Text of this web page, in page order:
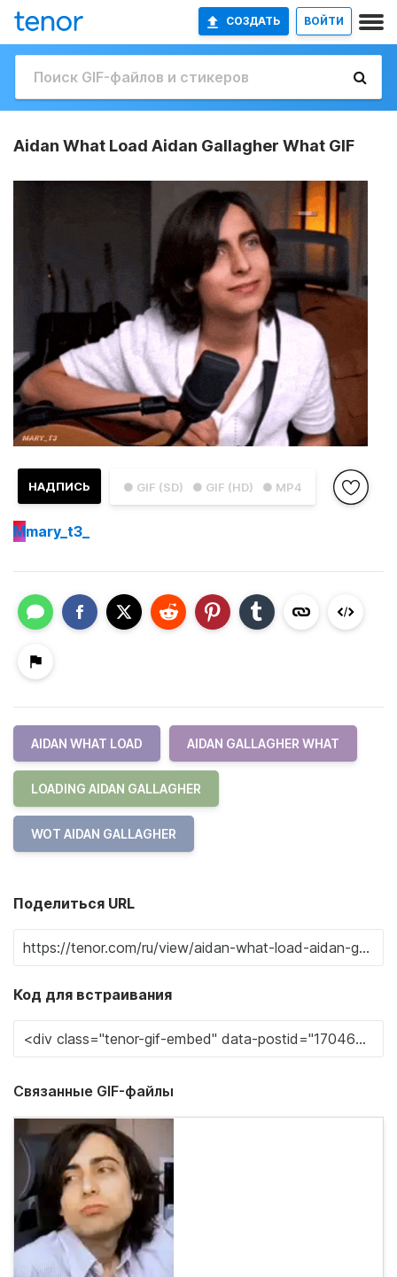
СОЗДАТЬ ВОЙТИ
Aidan What Load Aidan Gallagher What GIF
● GIF (SD) ● GIF (HD) ● MP4
НАДПИСЬ
Mmary_t3_
AIDAN WHAT LOAD AIDAN GALLAGHER WHAT
LOADING AIDAN GALLAGHER
WOT AIDAN GALLAGHER
Поделиться URL
Код для встраивания
Связанные GIF-файлы